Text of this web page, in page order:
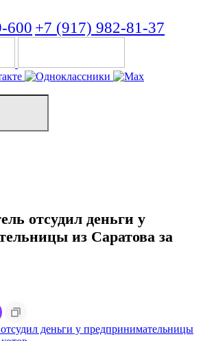
600 +7 (917) 982-81-37
отсудил деньги у
из Саратова за